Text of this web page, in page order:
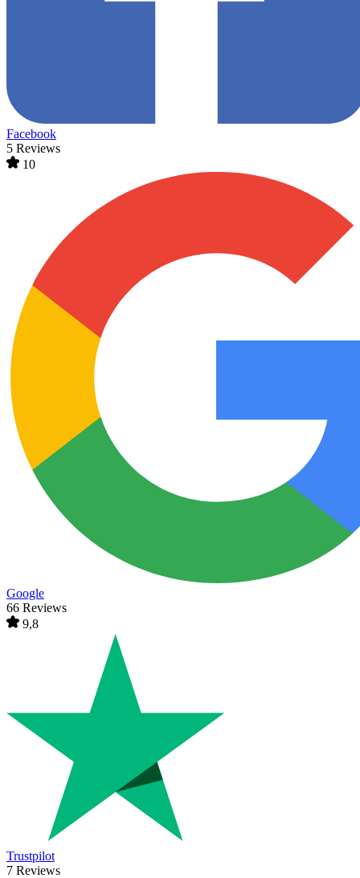
Facebook
5 Reviews
10
Google
66 Reviews
9,8
Trustpilot
7 Reviews